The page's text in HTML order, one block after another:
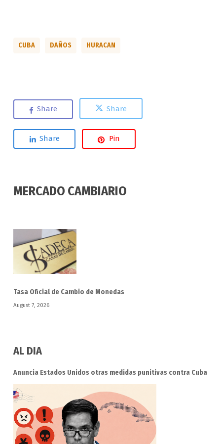
CUBA DAÑOS HURACAN
Share Share
Share Pin
MERCADO CAMBIARIO
Tasa Oficial de Cambio de Monedas
August 7, 2026
AL DIA
Anuncia Estados Unidos otras medidas punitivas contra Cuba